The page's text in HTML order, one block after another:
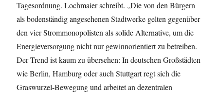
Tagesordnung. Lochmaier schreibt. „Die von den Bürgern
als bodenständig angesehenen Stadtwerke gelten gegenüber
den vier Strommonopolisten als solide Alternative, um die
Energieversorgung nicht nur gewinnorientiert zu betreiben.
Der Trend ist kaum zu übersehen: In deutschen Großstädten
wie Berlin, Hamburg oder auch Stuttgart regt sich die
Graswurzel-Bewegung und arbeitet an dezentralen